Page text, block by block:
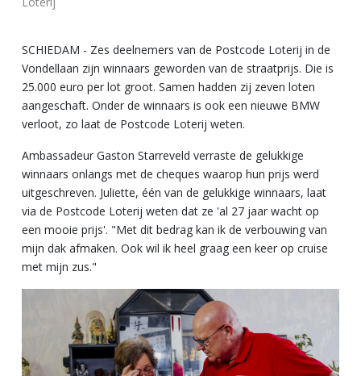
SCHIEDAM - Zes deelnemers van de Postcode Loterij in de
Vondellaan zijn winnaars geworden van de straatprijs. Die is
25.000 euro per lot groot. Samen hadden zij zeven loten
aangeschaft. Onder de winnaars is ook een nieuwe BMW
verloot, zo laat de Postcode Loterij weten.
Ambassadeur Gaston Starreveld verraste de gelukkige
winnaars onlangs met de cheques waarop hun prijs werd
uitgeschreven. Juliette, één van de gelukkige winnaars, laat
via de Postcode Loterij weten dat ze 'al 27 jaar wacht op
een mooie prijs'. "Met dit bedrag kan ik de verbouwing van
mijn dak afmaken. Ook wil ik heel graag een keer op cruise
met mijn zus."